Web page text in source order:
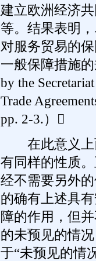
建立欧洲经济
等。结果表明
对服务贸易的
一般保障措施
by the
Trade
pp. 2-3.）
在此意义上
有同样的性质
经不需要另外
的确有上述具
障的作用，但
的未预见的情况
于“未预见的情